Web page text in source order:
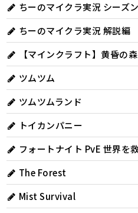
ちーのマイクラ実況 シーズ
ちーのマイクラ実況 解説編
【マインクラフト】黄昏の森
ツムツム
ツムツムランド
トイカンパニー
フォートナイト PvE 世界を
The Forest
Mist Survival